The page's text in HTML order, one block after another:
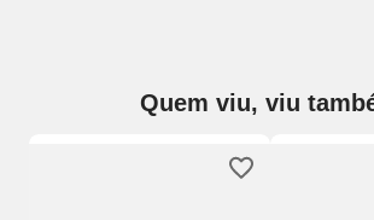
Quem viu, viu